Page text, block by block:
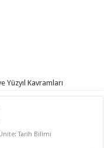
Yüzyıl Kavramları
Tarih Bilimi